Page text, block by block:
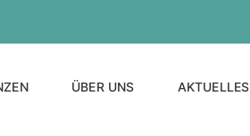
ÜBER UNS AKTUELLES